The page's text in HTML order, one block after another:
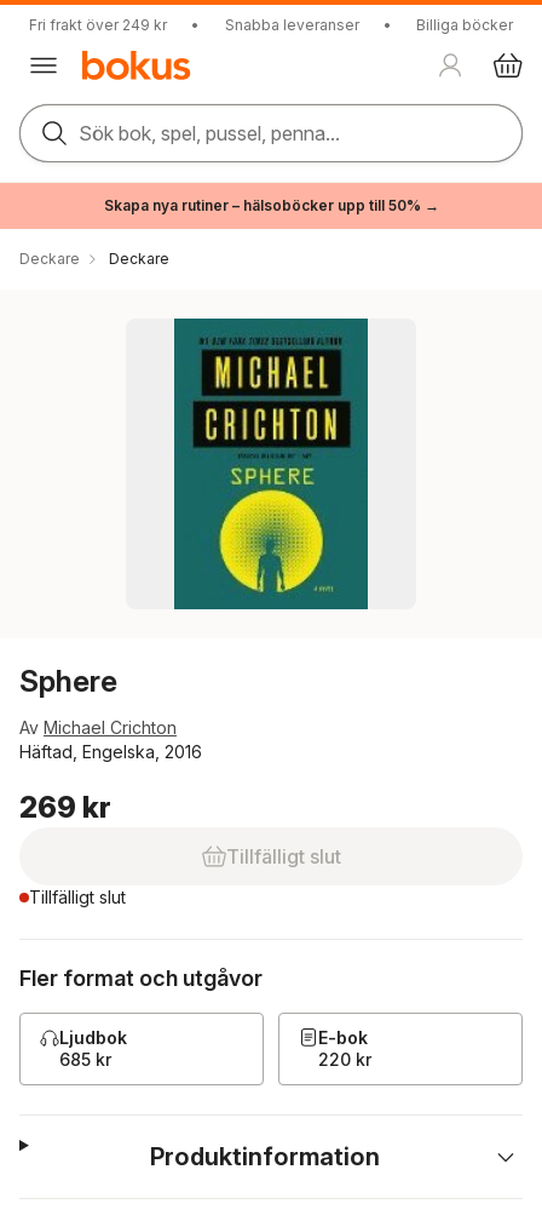
Fri frakt över 249 kr • Snabba leveranser • Billiga böcker
Sök bok, spel, pussel, penna...
Skapa nya rutiner – hälsoböcker upp till 50% →
Deckare Deckare
Sphere
Av Michael Crichton
Häftad, Engelska, 2016
269 kr
Tillfälligt slut
Tillfälligt slut
Fler format och utgåvor
Ljudbok
685 kr
E-bok
220 kr
Produktinformation